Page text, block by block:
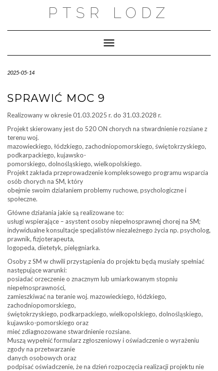
PTSR LODZ
Toggle Navigation
2025-05-14
SPRAWIĆ MOC 9
Realizowany w okresie 01.03.2025 r. do 31.03.2028 r.
Projekt skierowany jest do 520 ON chorych na stwardnienie rozsiane z
terenu woj.
mazowieckiego, łódzkiego, zachodniopomorskiego, świętokrzyskiego,
podkarpackiego, kujawsko-
pomorskiego, dolnośląskiego, wielkopolskiego.
Projekt zakłada przeprowadzenie kompleksowego programu wsparcia
osób chorych na SM, który
obejmie swoim działaniem problemy ruchowe, psychologiczne i
społeczne.
Główne działania jakie są realizowane to:
usługi wspierające – asystent osoby niepełnosprawnej chorej na SM;
indywidualne konsultacje specjalistów niezależnego życia np. psycholog,
prawnik, fizjoterapeuta,
logopeda, dietetyk, pielęgniarka.
Osoby z SM w chwili przystąpienia do projektu będą musiały spełniać
następujące warunki:
posiadać orzeczenie o znacznym lub umiarkowanym stopniu
niepełnosprawności,
zamieszkiwać na teranie woj. mazowieckiego, łódzkiego,
zachodniopomorskiego,
świętokrzyskiego, podkarpackiego, wielkopolskiego, dolnośląskiego,
kujawsko-pomorskiego oraz
mieć zdiagnozowane stwardnienie rozsiane.
Muszą wypełnić formularz zgłoszeniowy i oświadczenie o wyrażeniu
zgody na przetwarzanie
danych osobowych oraz
podpisać oświadczenie, że na dzień rozpoczęcia realizacji projektu nie